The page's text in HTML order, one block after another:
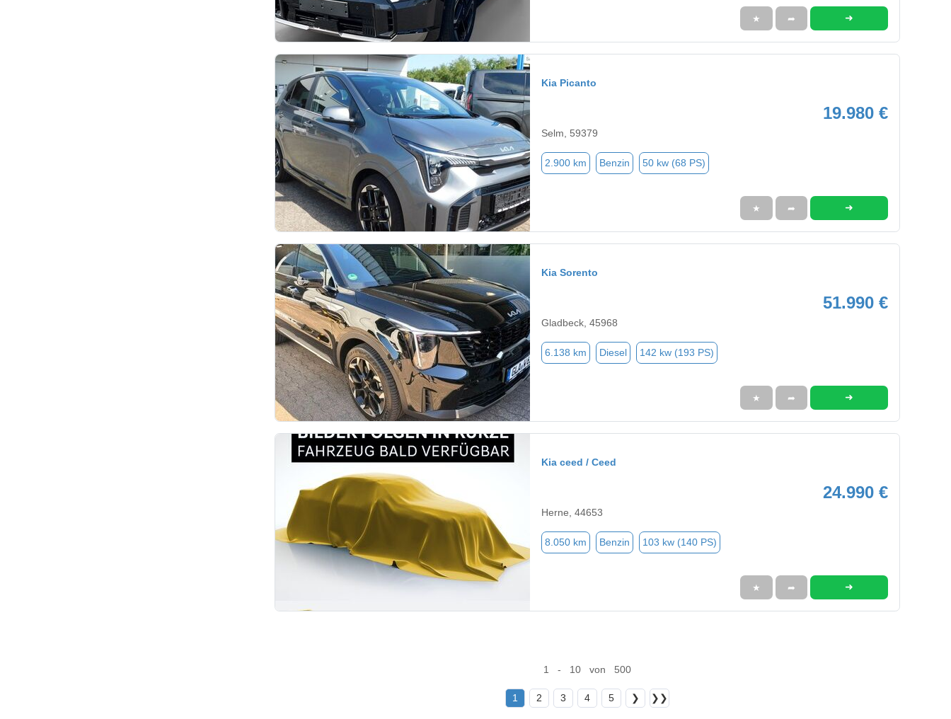
★ ➦ ➜
Kia Picanto
19.980 €
Selm, 59379
2.900 km Benzin 50 kw (68 PS)
★ ➦ ➜
Kia Sorento
51.990 €
Gladbeck, 45968
6.138 km Diesel 142 kw (193 PS)
★ ➦ ➜
Kia ceed / Ceed
24.990 €
Herne, 44653
8.050 km Benzin 103 kw (140 PS)
★ ➦ ➜
1 - 10 von 500
1 2 3 4 5 ❯ ❯❯